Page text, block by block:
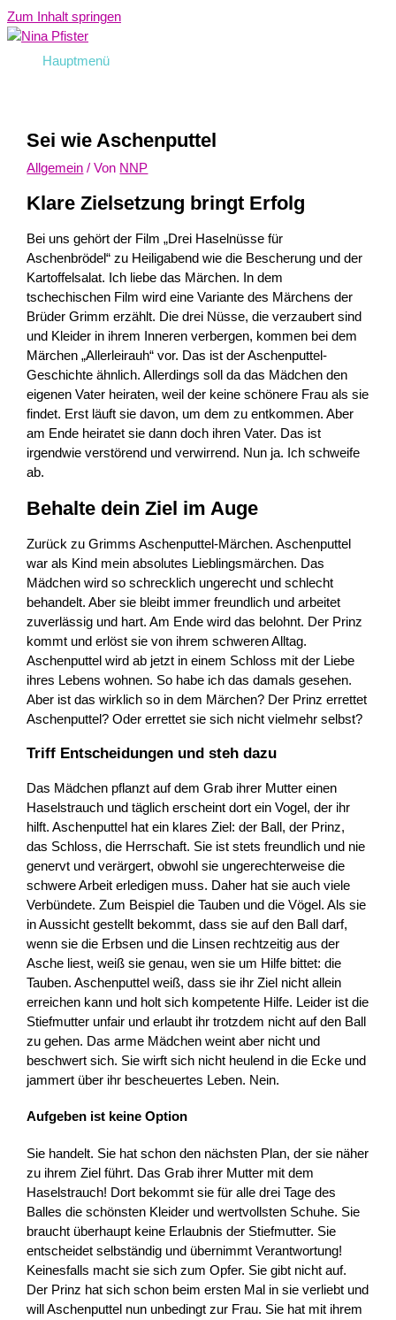
Zum Inhalt springen
Hauptmenü
Sei wie Aschenputtel
Allgemein / Von NNP
Klare Zielsetzung bringt Erfolg
Bei uns gehört der Film „Drei Haselnüsse für
Aschenbrödel“ zu Heiligabend wie die Bescherung und der
Kartoffelsalat. Ich liebe das Märchen. In dem
tschechischen Film wird eine Variante des Märchens der
Brüder Grimm erzählt. Die drei Nüsse, die verzaubert sind
und Kleider in ihrem Inneren verbergen, kommen bei dem
Märchen „Allerleirauh“ vor. Das ist der Aschenputtel-
Geschichte ähnlich. Allerdings soll da das Mädchen den
eigenen Vater heiraten, weil der keine schönere Frau als sie
findet. Erst läuft sie davon, um dem zu entkommen. Aber
am Ende heiratet sie dann doch ihren Vater. Das ist
irgendwie verstörend und verwirrend. Nun ja. Ich schweife
ab.
Behalte dein Ziel im Auge
Zurück zu Grimms Aschenputtel-Märchen. Aschenputtel
war als Kind mein absolutes Lieblingsmärchen. Das
Mädchen wird so schrecklich ungerecht und schlecht
behandelt. Aber sie bleibt immer freundlich und arbeitet
zuverlässig und hart. Am Ende wird das belohnt. Der Prinz
kommt und erlöst sie von ihrem schweren Alltag.
Aschenputtel wird ab jetzt in einem Schloss mit der Liebe
ihres Lebens wohnen. So habe ich das damals gesehen.
Aber ist das wirklich so in dem Märchen? Der Prinz errettet
Aschenputtel? Oder errettet sie sich nicht vielmehr selbst?
Triff Entscheidungen und steh dazu
Das Mädchen pflanzt auf dem Grab ihrer Mutter einen
Haselstrauch und täglich erscheint dort ein Vogel, der ihr
hilft. Aschenputtel hat ein klares Ziel: der Ball, der Prinz,
das Schloss, die Herrschaft. Sie ist stets freundlich und nie
genervt und verärgert, obwohl sie ungerechterweise die
schwere Arbeit erledigen muss. Daher hat sie auch viele
Verbündete. Zum Beispiel die Tauben und die Vögel. Als sie
in Aussicht gestellt bekommt, dass sie auf den Ball darf,
wenn sie die Erbsen und die Linsen rechtzeitig aus der
Asche liest, weiß sie genau, wen sie um Hilfe bittet: die
Tauben. Aschenputtel weiß, dass sie ihr Ziel nicht allein
erreichen kann und holt sich kompetente Hilfe. Leider ist die
Stiefmutter unfair und erlaubt ihr trotzdem nicht auf den Ball
zu gehen. Das arme Mädchen weint aber nicht und
beschwert sich. Sie wirft sich nicht heulend in die Ecke und
jammert über ihr bescheuertes Leben. Nein.
Aufgeben ist keine Option
Sie handelt. Sie hat schon den nächsten Plan, der sie näher
zu ihrem Ziel führt. Das Grab ihrer Mutter mit dem
Haselstrauch! Dort bekommt sie für alle drei Tage des
Balles die schönsten Kleider und wertvollsten Schuhe. Sie
braucht überhaupt keine Erlaubnis der Stiefmutter. Sie
entscheidet selbständig und übernimmt Verantwortung!
Keinesfalls macht sie sich zum Opfer. Sie gibt nicht auf.
Der Prinz hat sich schon beim ersten Mal in sie verliebt und
will Aschenputtel nun unbedingt zur Frau. Sie hat mit ihrem